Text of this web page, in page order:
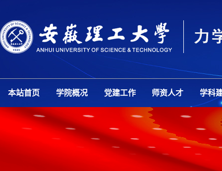
本站首页 学院概况 党建工作 师资人才 学科